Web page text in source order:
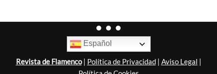
Español
Revista de Flamenco| Política de Privacidad| Aviso Legal |